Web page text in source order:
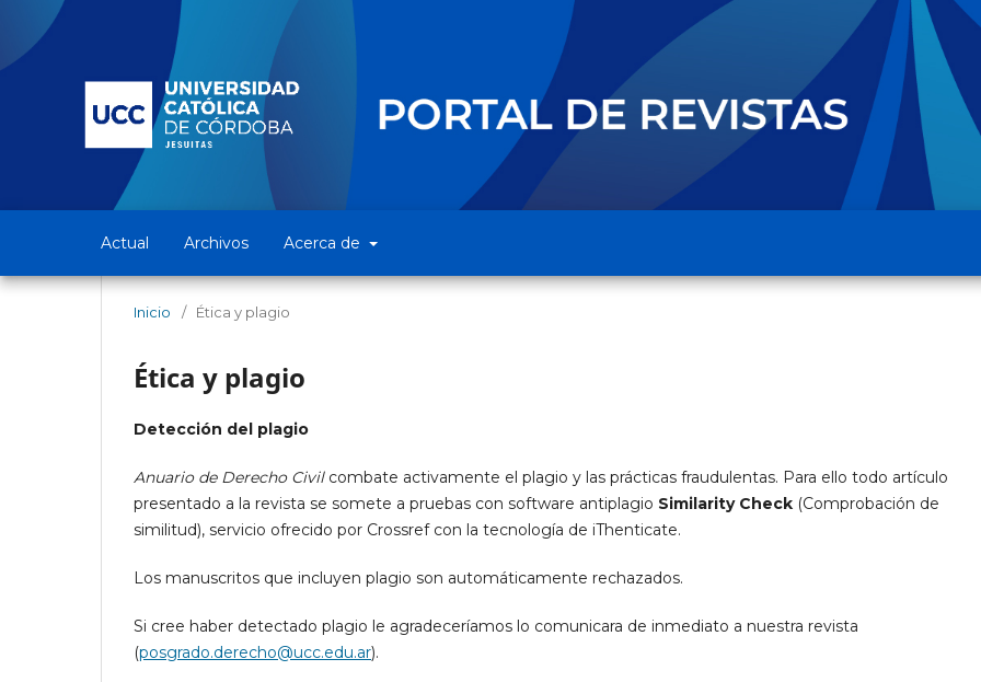
Actual Archivos Acerca de
Inicio / Ética y plagio
Ética y plagio
Detección del plagio
Anuario de Derecho Civilcombate activamente el plagio y las prácticas fraudulentas. Para ello todo artículo
presentado a la revista se somete a pruebas con software antiplagio Similarity Check (Comprobación de
similitud), servicio ofrecido por Crossref con la tecnología de iThenticate.
Los manuscritos que incluyen plagio son automáticamente rechazados.
Si cree haber detectado plagio le agradeceríamos lo comunicara de inmediato a nuestra revista
(posgrado.derecho@ucc.edu.ar).